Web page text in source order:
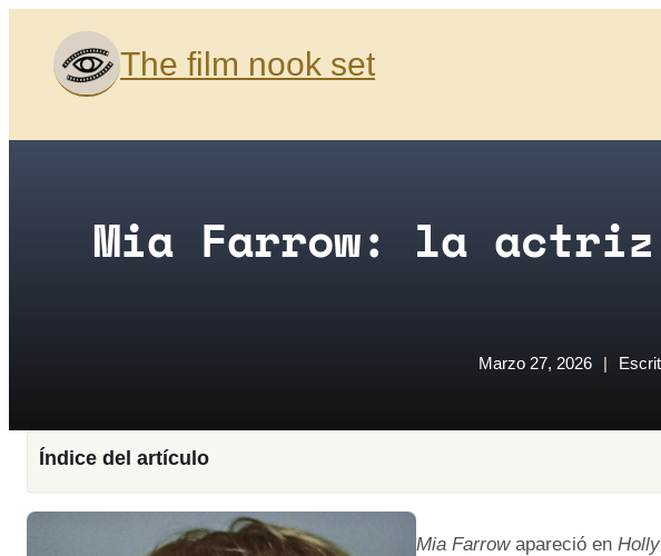
contenido
The film nook set
Mia Farrow: la
Marzo 27, 2026 |
Índice del artículo
Mia Farrowapareció en